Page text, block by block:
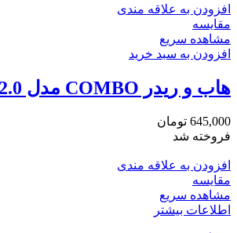
افزودن به علاقه مندی
مقایسه
مشاهده سریع
افزودن به سبد خرید
هاب و ریدر COMBO مدل USB 2.0
645,000 تومان
فروخته شد
افزودن به علاقه مندی
مقایسه
مشاهده سریع
اطلاعات بیشتر